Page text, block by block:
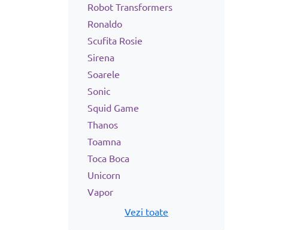
Robot Transformers
Ronaldo
Scufita Rosie
Sirena
Soarele
Sonic
Squid Game
Thanos
Toamna
Toca Boca
Unicorn
Vapor
Vezi toate